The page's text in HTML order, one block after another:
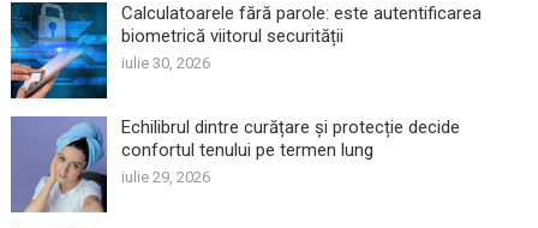
Calculatoarele fără parole: este autentificarea
biometrică viitorul securității
iulie 30, 2026
Echilibrul dintre curățare și protecție decide
confortul tenului pe termen lung
iulie 29, 2026